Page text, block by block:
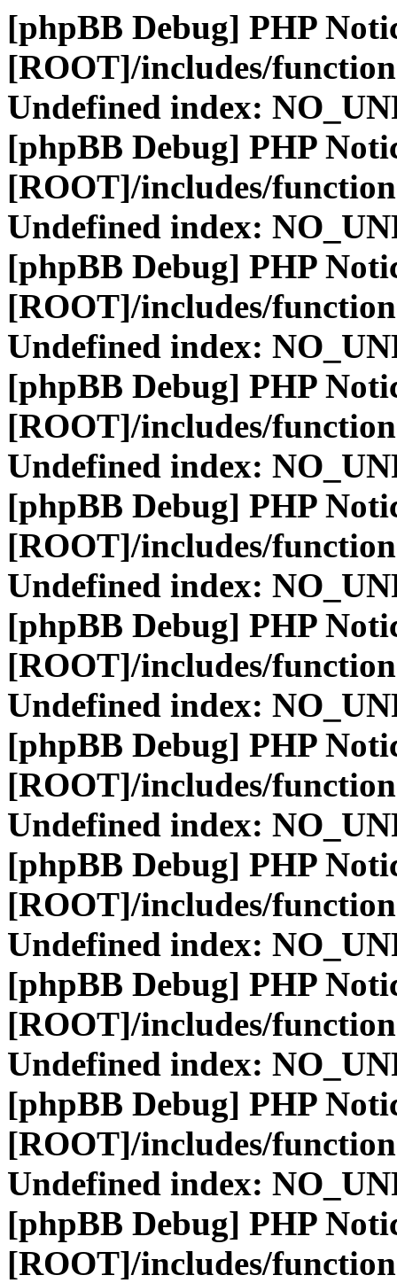
[phpBB Debug] PHP
[ROOT]/includes/
Undefined index:
[phpBB Debug] PHP
[ROOT]/includes/
Undefined index:
[phpBB Debug] PHP
[ROOT]/includes/
Undefined index:
[phpBB Debug] PHP
[ROOT]/includes/
Undefined index:
[phpBB Debug] PHP
[ROOT]/includes/
Undefined index:
[phpBB Debug] PHP
[ROOT]/includes/
Undefined index:
[phpBB Debug] PHP
[ROOT]/includes/
Undefined index:
[phpBB Debug] PHP
[ROOT]/includes/
Undefined index:
[phpBB Debug] PHP
[ROOT]/includes/
Undefined index:
[phpBB Debug] PHP
[ROOT]/includes/
Undefined index:
[phpBB Debug] PHP
[ROOT]/includes/